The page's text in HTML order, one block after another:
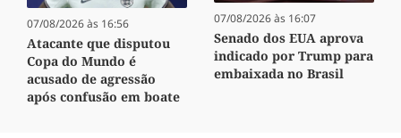
07/08/2026 às 16:56
Atacante que disputou
Copa do Mundo é
acusado de agressão
após confusão em boate
07/08/2026 às 16:07
Senado dos EUA aprova
indicado por Trump para
embaixada no Brasil